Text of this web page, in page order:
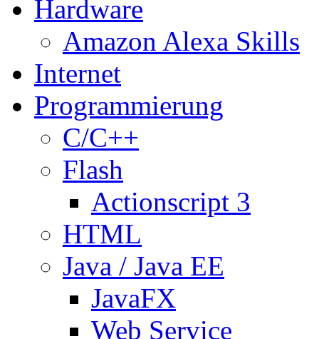
Hardware
Amazon Alexa Skills
Internet
Programmierung
C/C++
Flash
Actionscript 3
HTML
Java / Java EE
JavaFX
Web Service